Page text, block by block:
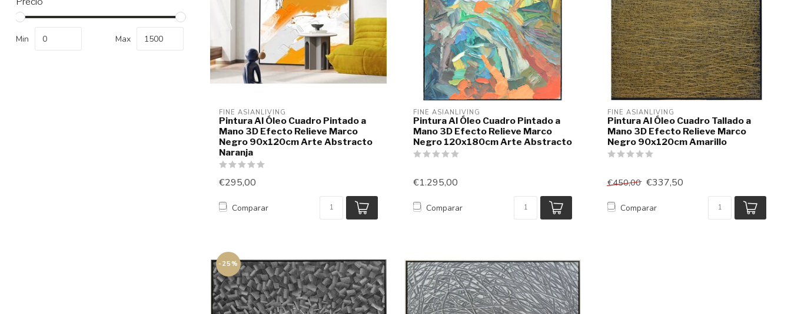
Min Max
FINE ASIANLIVING
Pintura Al Óleo Cuadro Pintado a
Mano 3D Efecto Relieve Marco
Negro 90x120cm Arte Abstracto
Naranja
€295,00
Comparar
FINE ASIANLIVING
Pintura Al Óleo Cuadro Pintado a
Mano 3D Efecto Relieve Marco
Negro 120x180cm Arte Abstracto
€1.295,00
Comparar
FINE ASIANLIVING
Pintura Al Óleo Cuadro Tallado a
Mano 3D Efecto Relieve Marco
Negro 90x120cm Amarillo
€450,00 €337,50
Comparar
-25%